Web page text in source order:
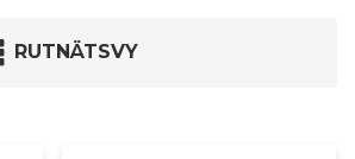
RUTNÄTSVY